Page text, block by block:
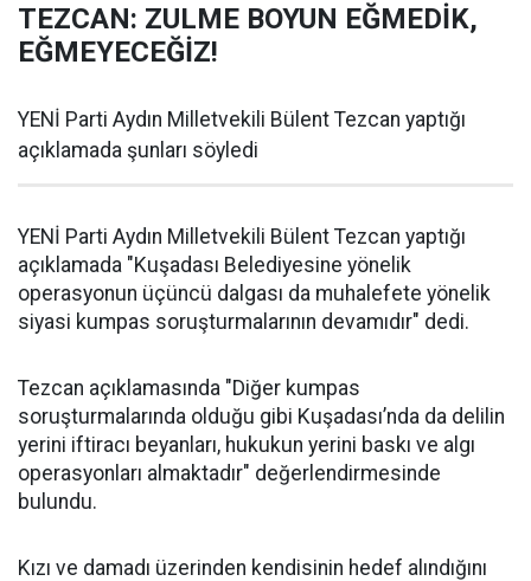
TEZCAN: ZULME BOYUN EĞMEDİK,
EĞMEYECEĞİZ!
YENİ Parti Aydın Milletvekili Bülent Tezcan yaptığı
açıklamada şunları söyledi
YENİ Parti Aydın Milletvekili Bülent Tezcan yaptığı
açıklamada "Kuşadası Belediyesine yönelik
operasyonun üçüncü dalgası da muhalefete yönelik
siyasi kumpas soruşturmalarının devamıdır" dedi.
Tezcan açıklamasında "Diğer kumpas
soruşturmalarında olduğu gibi Kuşadası’nda da delilin
yerini iftiracı beyanları, hukukun yerini baskı ve algı
operasyonları almaktadır" değerlendirmesinde
bulundu.
Kızı ve damadı üzerinden kendisinin hedef alındığını